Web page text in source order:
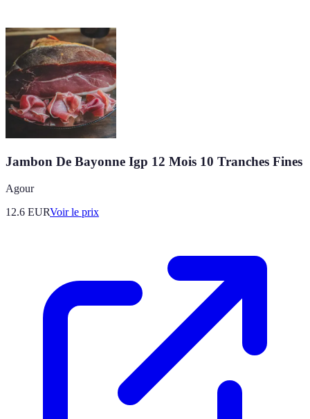
Jambon De Bayonne Igp 12 Mois 10 Tranches Fines
Agour
12.6 EURVoir le prix